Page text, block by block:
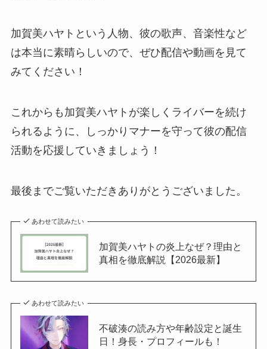
加賀美ハヤトという人物、彼の歌声、音楽性など
は本当に素晴らしいので、ぜひ配信や動画を見て
みてください！
これからも加賀美ハヤトが楽しくライバーを続け
られるように、しっかりマナーを守って彼の配信
活動を応援していきましょう！
最後までご覧いただきありがとうございました。
あわせて読みたい
加賀美ハヤトの炎上なぜ？理由と
真相を徹底解説【2026最新】
あわせて読みたい
不破湊の読み方や年齢設定と誕生
日！身長・プロフィールも！